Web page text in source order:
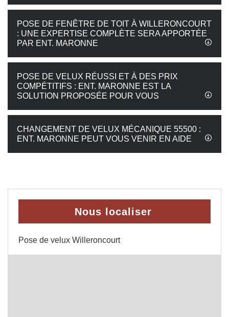
POSE DE FENÊTRE DE TOIT À WILLERONCOURT
: UNE EXPERTISE COMPLÈTE SERA APPORTÉE
PAR ENT. MARONNE
POSE DE VELUX RÉUSSI ET À DES PRIX
COMPÉTITIFS : ENT. MARONNE EST LA
SOLUTION PROPOSÉE POUR VOUS
CHANGEMENT DE VELUX MÉCANIQUE 55500 :
ENT. MARONNE PEUT VOUS VENIR EN AIDE
Nous localiser
Pose de velux Willeroncourt